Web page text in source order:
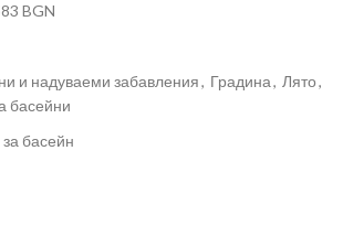
BGN
и надуваеми забавления, Градина, Лято,
басейни
басейн